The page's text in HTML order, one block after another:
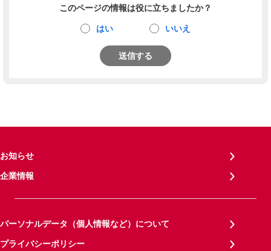
このページの情報は役に立ちましたか？
はい いいえ
送信する
お知らせ
企業情報
パーソナルデータ（個人情報など）について
プライバシーポリシー